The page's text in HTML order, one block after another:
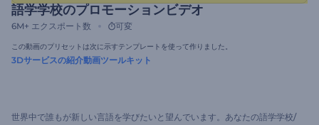
語学学校のプロモーションビデオ
6M+ エクスポート数 可変
この動画のプリセットは次に示すテンプレートを使って作りました。
3Dサービスの紹介動画ツールキット
世界中で誰もが新しい言語を学びたいと望んでいます。あなたの語学学校/